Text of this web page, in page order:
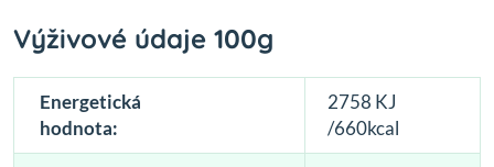
Výživové údaje 100g
Energetická
hodnota:
2758 KJ
/660kcal